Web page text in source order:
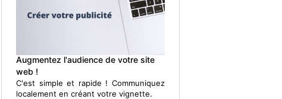
Augmentez l'audience de votre site
web !
C'est simple et rapide ! Communiquez
localement en créant votre vignette.